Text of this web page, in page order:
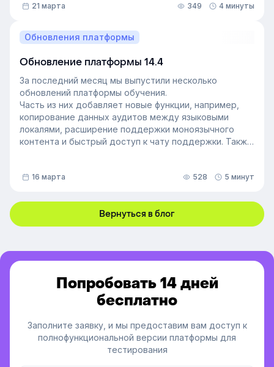
неформальный лидер группы. У него есть авторитет
процессы в компании и умеет выстраивать
искренние отношения с людьми. Выявление
неформальных лидеров и применение их навыков
может стать стратегией управления персоналом,
которая повысит производительность и создаст
более позитивную корпоративную культуру. Как это
сделать — рассказали в статье.
21 марта 349 4 минуты
Обновления платформы
Обновление платформы 14.4
За последний месяц мы выпустили несколько
обновлений платформы обучения.
Часть из них добавляет новые функции, например,
копирование данных аудитов между языковыми
локалями, расширение поддержки моноязычного
контента и быстрый доступ к чату поддержки. Также
доступов, добавили фильтрацию данных по точному
платформы.
16 марта 528 5 минут
Вернуться в блог
Попробовать 14 дней
бесплатно
Заполните заявку, и мы предоставим вам доступ к
полнофункциональной версии платформы для
тестирования